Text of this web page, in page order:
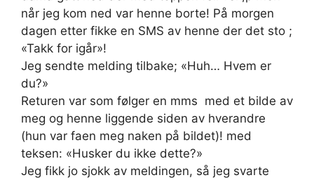
når jeg kom ned var henne borte! På morgen
dagen etter fikke en SMS av henne der det sto ;
«Takk for igår»!
Jeg sendte melding tilbake; «Huh… Hvem er
du?»
Returen var som følger en mms med et bilde av
meg og henne liggende siden av hverandre
(hun var faen meg naken på bildet)! med
teksen: «Husker du ikke dette?»
Jeg fikk jo sjokk av meldingen, så jeg svarte